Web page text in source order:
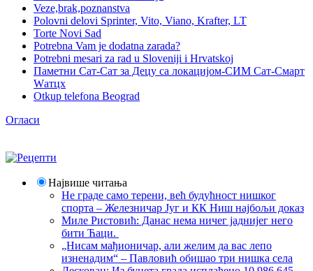
Veze,brak,poznanstva
Polovni delovi Sprinter, Vito, Viano, Krafter, LT
Torte Novi Sad
Potrebna Vam je dodatna zarada?
Potrebni mesari za rad u Sloveniji i Hrvatskoj
Паметни Сат-Сат за Децу са локацијом-СИМ Сат-Смарт
Wатцх
Otkup telefona Beograd
Огласи
Највише читања
Не граде само терени, већ будућност нишког
спорта – Железничар Југ и КК Ниш најбољи доказ
Миле Ристовић: Данас нема ничег јаднијег него
бити Ћаци.
„Нисам мађионичар, али желим да вас лепо
изненадим“ – Павловић обишао три нишка села